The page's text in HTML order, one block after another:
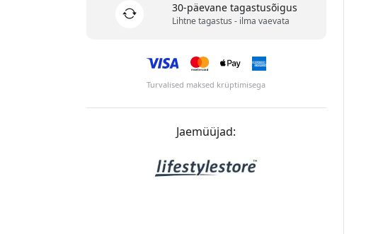
30-päevane tagastusõigus
Lihtne tagastus - ilma vaevata
Turvalised maksed krüptimisega
Jaemüüjad: